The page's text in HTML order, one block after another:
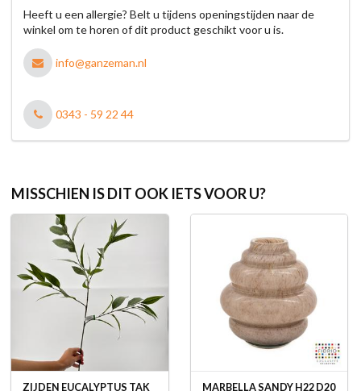
Heeft u een allergie? Belt u tijdens openingstijden naar de
winkel om te horen of dit product geschikt voor u is.
info@ganzeman.nl
0343 - 59 22 44
MISSCHIEN IS DIT OOK IETS VOOR U?
ZIJDEN EUCALYPTUS TAK MARBELLA SANDY H22 D20